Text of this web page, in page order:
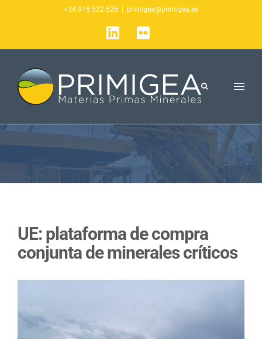
+34 915 522 526 primigea@primigea.es
LinkedIn
Flickr
UE: plataforma de compra
conjunta de minerales críticos